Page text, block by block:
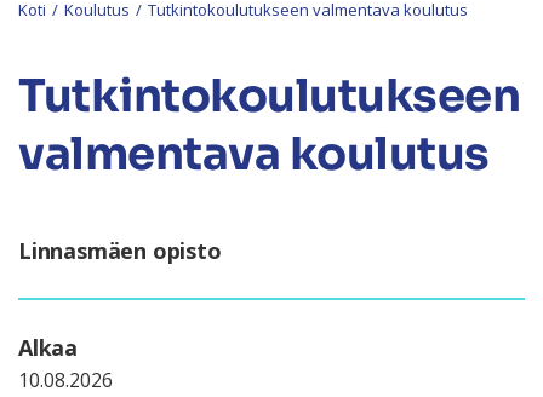
Koti / Koulutus / Tutkintokoulutukseen valmentava koulutus
Tutkintokoulutukseen
valmentava koulutus
Linnasmäen opisto
Alkaa
10.08.2026